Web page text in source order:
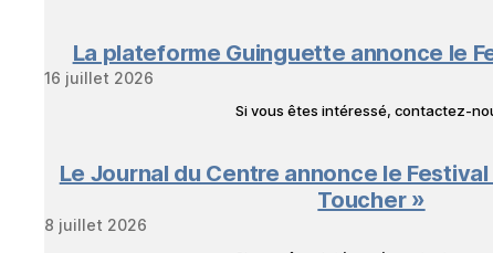
La plateforme Guinguette annonce le
16 juillet 2026
Si vous êtes intéressé, contactez-
Le Journal du Centre annonce le
Toucher »
8 juillet 2026